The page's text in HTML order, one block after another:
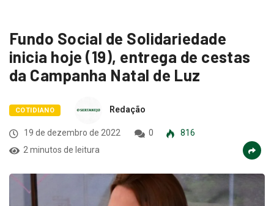
Fundo Social de Solidariedade
inicia hoje (19), entrega de cestas
da Campanha Natal de Luz
COTIDIANO Redação
19 de dezembro de 2022 0
816
2 minutos de leitura